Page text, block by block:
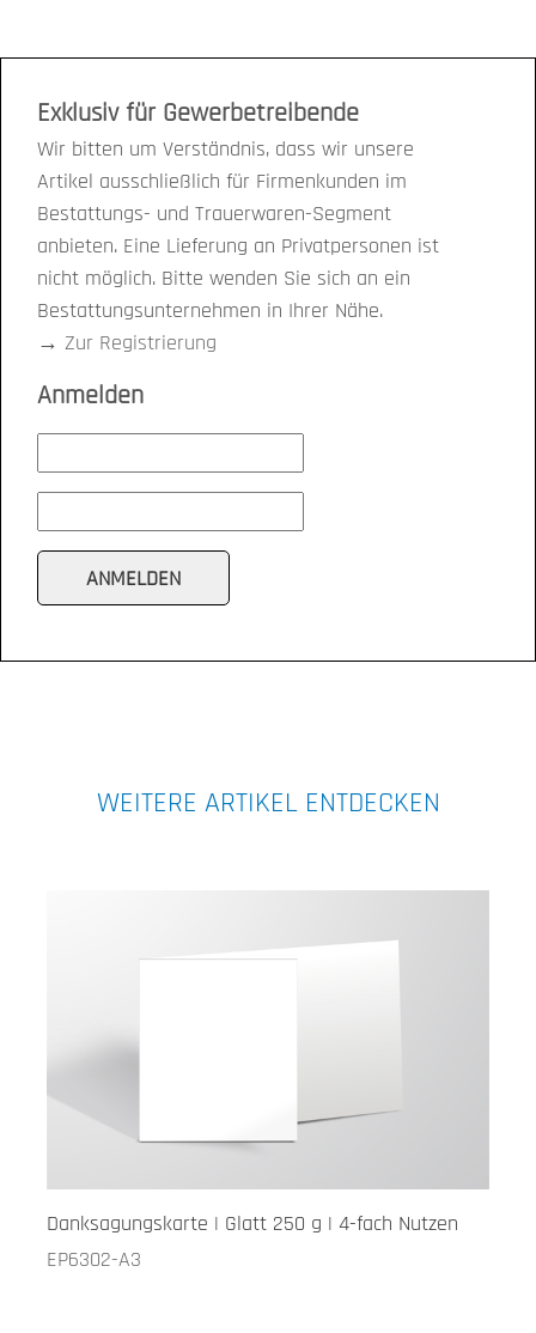
Exklusiv für Gewerbetreibende
Wir bitten um Verständnis, dass wir unsere
Artikel ausschließlich für Firmenkunden im
Bestattungs- und Trauerwaren-Segment
anbieten. Eine Lieferung an Privatpersonen ist
nicht möglich. Bitte wenden Sie sich an ein
Bestattungsunternehmen in Ihrer Nähe.
→ Zur Registrierung
Anmelden
WEITERE ARTIKEL ENTDECKEN
Danksagungskarte | Glatt 250 g | 4-fach Nutzen
EP6302-A3